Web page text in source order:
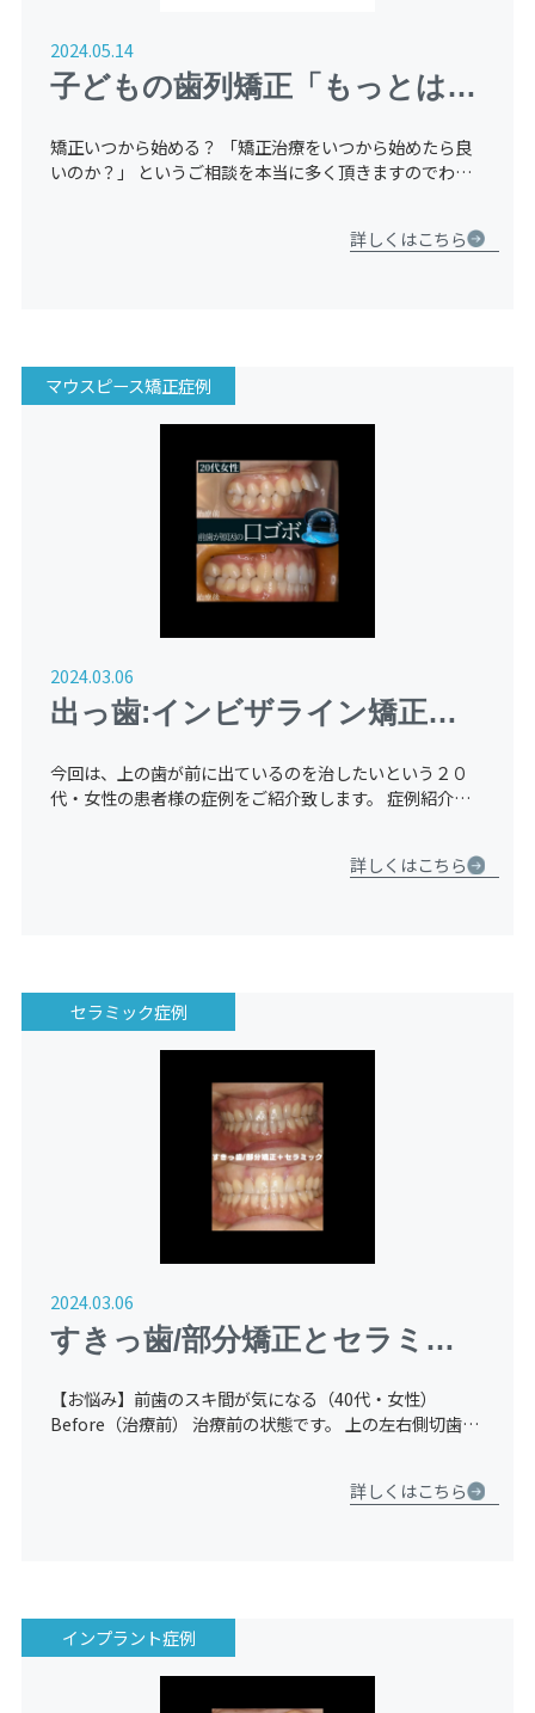
2024.05.14
子どもの歯列矯正「もっとはや
る理由
矯正いつから始める？ 「矯正治療をいつから始めたら良
いのか？」 というご相談を本当に多く頂きますのでわか
詳しくはこちら
マウスピース矯正症例
2024.03.06
出っ歯:インビザライン矯正
【２０代：女性】
今回は、上の歯が前に出ているのを治したいという２０
代・女性の患者様の症例をご紹介致します。 症例紹介
詳しくはこちら
セラミック症例
2024.03.06
すきっ歯/部分矯正とセラミッ
ク（ラミネートベニア）【４０
代・女性】
【お悩み】前歯のスキ間が気になる（40代・女性）
Before（治療前） 治療前の状態です。 上の左右側切歯
詳しくはこちら
インプラント症例